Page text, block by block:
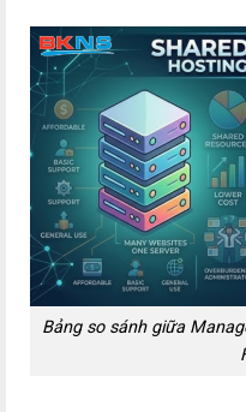
Bảng so sánh giữa